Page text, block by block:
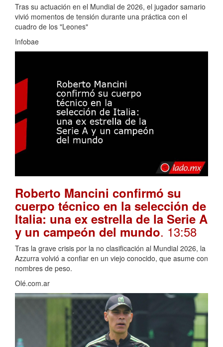
Tras su actuación en el Mundial de 2026, el jugador samario
vivió momentos de tensión durante una práctica con el
cuadro de los "Leones"
Infobae
Roberto Mancini confirmó su
cuerpo técnico en la selección de
Italia: una ex estrella de la Serie A
y un campeón del mundo. 13:58
Tras la grave crisis por la no clasificación al Mundial 2026, la
Azzurra volvió a confiar en un viejo conocido, que asume con
nombres de peso.
Olé.com.ar